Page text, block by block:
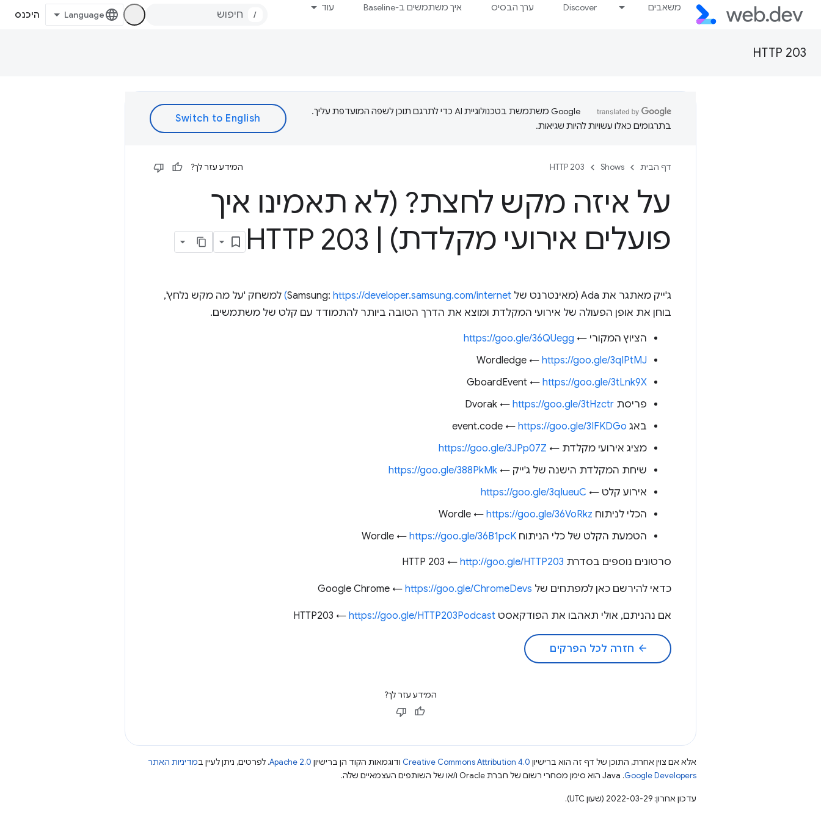
משאבים Discover ערך הבסיס איך משתמשים ב-Baseline עוד
/ היכנס
HTTP 203
‫Google משתמשת בטכנולוגיית AI כדי לתרגם תוכן לשפה המועדפת עליך.
בתרגומים כאלו עשויות להיות שגיאות.
דף הבית Shows
HTTP 203 המידע עזר לך?
על איזה מקש לחצת? (לא תאמינו איך
פועלים אירועי מקלדת)
ג'ייק מאתגר את Ada (מאינטרנט של Samsung: https://developer.samsung.com/internet)
למשחק 'על מה מקש נלחץ',
בוחן את אופן הפעולה של אירועי המקלדת ומוצא את הדרך הטובה ביותר להתמודד עם קלט של משתמשים.
הציוץ המקורי ← https://goo.gle/36QUegg
Wordledge ← https://goo.gle/3qIPtMJ
GboardEvent ← https://goo.gle/3tLnk9X
פריסת Dvorak ← https://goo.gle/3tHzctr
באג event.code ← https://goo.gle/3IFKDGo
מציג אירועי מקלדת ← https://goo.gle/3JPp07Z
שיחת המקלדת הישנה של ג'ייק ← https://goo.gle/388PkMk
אירוע קלט ← https://goo.gle/3qIueuC
הכלי לניתוח Wordle ← https://goo.gle/36VoRkz
הטמעת הקלט של כלי הניתוח Wordle ← https://goo.gle/36B1pcK
סרטונים נוספים בסדרת HTTP 203 ← http://goo.gle/HTTP203
כדאי להירשם כאן למפתחים של Google Chrome ← https://goo.gle/ChromeDevs
אם נהניתם, אולי תאהבו את הפודקאסט HTTP203 ← https://goo.gle/HTTP203Podcast
arrow_back חזרה לכל הפרקים
המידע עזר לך?
אלא אם צוין אחרת, התוכן של דף זה הוא ברישיון Creative Commons Attribution 4.0 ודוגמאות הקוד הן ברישיון Apache 2.0. לפרטים, ניתן לעיין במדיניות האתר
Google Developers‏.‏ Java הוא סימן מסחרי רשום של חברת Oracle ו/או של השותפים העצמאיים שלה.
עדכון אחרון: 2022-03-29 (שעון UTC).